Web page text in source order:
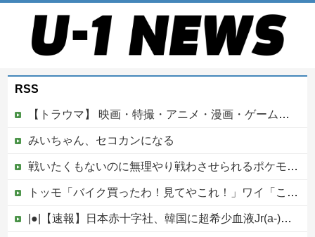
RSS
【トラウマ】 映画・特撮・アニメ・漫画・ゲームで「主人公がガチで敗北した回」と聞いて真っ先に思い浮かぶのは？
みいちゃん、セコカンになる
戦いたくもないのに無理やり戦わさせられるポケモンが可哀想
トッモ「バイク買ったわ！見てやこれ！」ワイ「これスクーターじゃん…」他
|●|【速報】日本赤十字社、韓国に超希少血液Jr(a-)を提供「韓国内では適合する血液を確保できなかった」※今回で4回目